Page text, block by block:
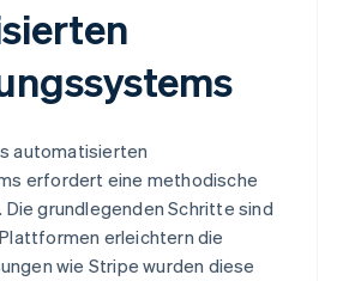
automatisierten
erfordert eine methodische
grundlegenden Schritte sind
erleichtern die
wie Stripe wurden diese